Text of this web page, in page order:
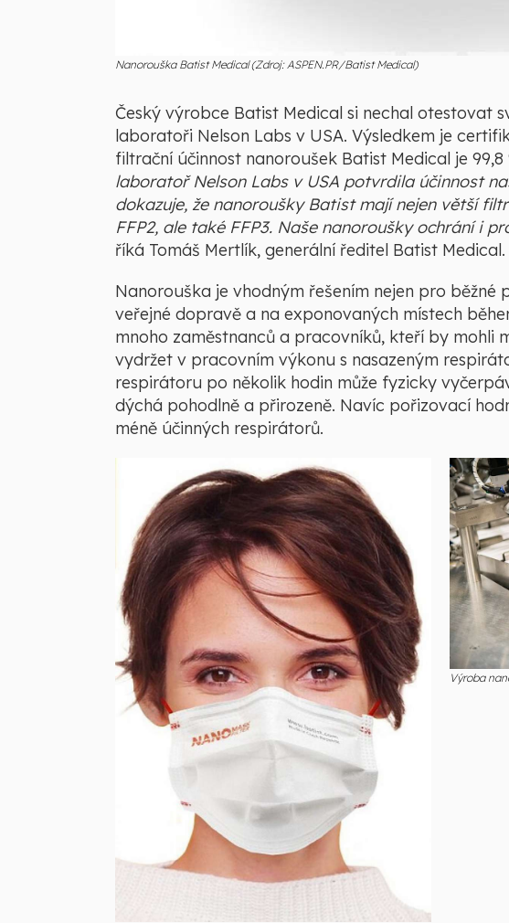
Nanorouška Batist Medical (Zdroj: ASPEN.PR/Batist Medical)
Český výrobce Batist Medical si nechal otestovat
laboratoři Nelson Labs v USA. Výsledkem je
filtrační účinnost nanoroušek Batist Medical je 99,8
laboratoř Nelson Labs v USA potvrdila účinnost
dokazuje, že nanoroušky Batist mají nejen větší
FFP2, ale také FFP3. Naše nanoroušky ochrání i
říká Tomáš Mertlík, generální ředitel Batist Medical.
Nanorouška je vhodným řešením nejen pro běžné
veřejné dopravě a na exponovaných místech
mnoho zaměstnanců a pracovníků, kteří by mohli
vydržet v pracovním výkonu s nasazeným
respirátoru po několik hodin může fyzicky
dýchá pohodlně a přirozeně. Navíc pořizovací
méně účinných respirátorů.
Výroba